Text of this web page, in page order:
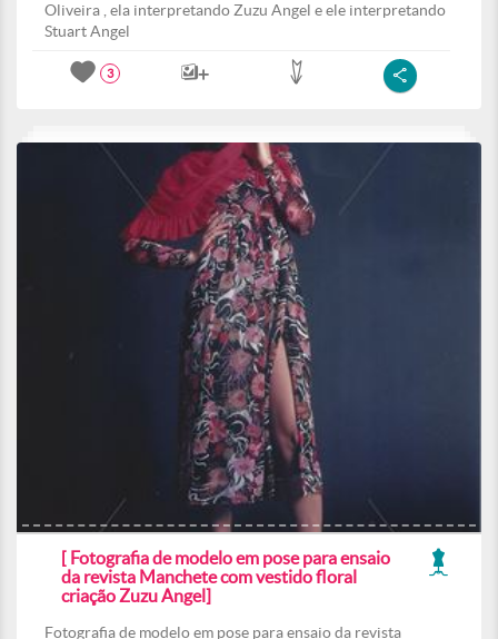
Oliveira , ela interpretando Zuzu Angel e ele interpretando
Stuart Angel
3
[ Fotografia de modelo em pose para ensaio
da revista Manchete com vestido floral
criação Zuzu Angel]
Fotografia de modelo em pose para ensaio da revista